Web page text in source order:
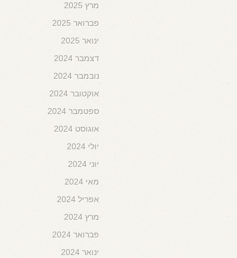
מרץ 2025
פברואר 2025
ינואר 2025
דצמבר 2024
נובמבר 2024
אוקטובר 2024
ספטמבר 2024
אוגוסט 2024
יולי 2024
יוני 2024
מאי 2024
אפריל 2024
מרץ 2024
פברואר 2024
ינואר 2024